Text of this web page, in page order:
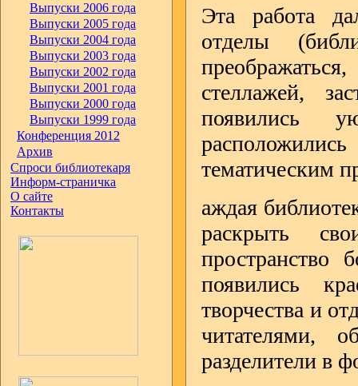
Выпуски 2006 года
Выпуски 2005 года
Выпуски 2004 года
Выпуски 2003 года
Выпуски 2002 года
Выпуски 2001 года
Выпуски 2000 года
Выпуски 1999 года
Конференция 2012
Архив
Спроси библиотекаря
Информ-страничка
О сайте
Контакты
Эта работа
отделы
стеллажей,
появились
тематическим
аждая
раскрыть
пространство
появились
творчества и
читателями,
разделители в